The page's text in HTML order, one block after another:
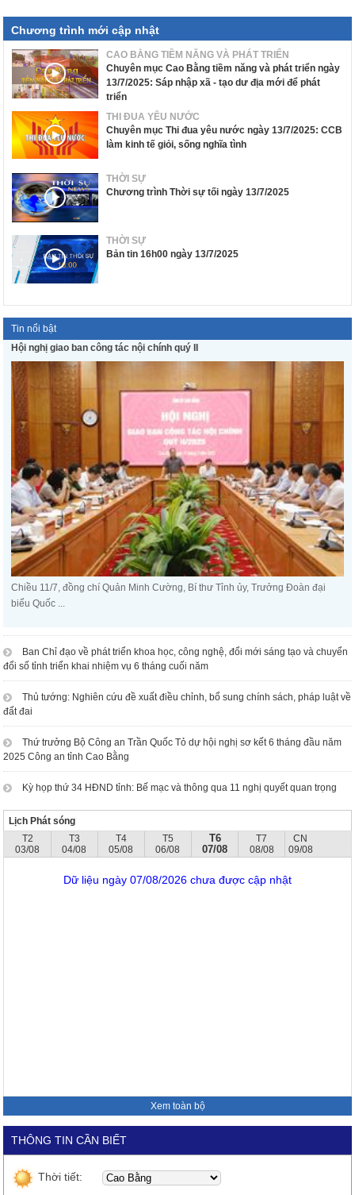
Chương trình mới cập nhật
CAO BẰNG TIỀM NĂNG VÀ PHÁT TRIỂN
Chuyên mục Cao Bằng tiềm năng và phát triển ngày
13/7/2025: Sáp nhập xã - tạo dư địa mới để phát
triển
THI ĐUA YÊU NƯỚC
Chuyên mục Thi đua yêu nước ngày 13/7/2025: CCB
làm kinh tế giỏi, sống nghĩa tình
THỜI SỰ
Chương trình Thời sự tối ngày 13/7/2025
THỜI SỰ
Bản tin 16h00 ngày 13/7/2025
Tin nổi bật
Hội nghị giao ban công tác nội chính quý II
Chiều 11/7, đồng chí Quản Minh Cường, Bí thư Tỉnh ủy, Trưởng Đoàn đại
biểu Quốc ...
Ban Chỉ đạo về phát triển khoa học, công nghệ, đổi mới sáng tạo và chuyển
đổi số tỉnh triển khai nhiệm vụ 6 tháng cuối năm
Thủ tướng: Nghiên cứu đề xuất điều chỉnh, bổ sung chính sách, pháp luật về
đất đai
Thứ trưởng Bộ Công an Trần Quốc Tỏ dự hội nghị sơ kết 6 tháng đầu năm
2025 Công an tỉnh Cao Bằng
Kỳ họp thứ 34 HĐND tỉnh: Bế mạc và thông qua 11 nghị quyết quan trọng
Lịch Phát sóng
T2
03/08
T3
04/08
T4
05/08
T5
06/08
T6
07/08
T7
08/08
CN
09/08
Dữ liệu ngày 07/08/2026 chưa được cập nhật
Xem toàn bộ
THÔNG TIN CẦN BIẾT
Thời tiết: